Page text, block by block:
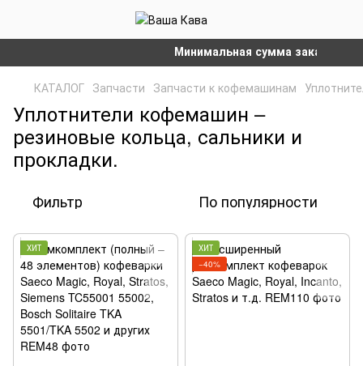
Минимальная сумма заказа на сайте
КАТАЛОГ Запчасти Запчасти к кофемашинам
Уплотнители кофемашин –
резиновые кольца, сальники и
прокладки.
Фильтр По популярности
ХИТ
ХИТ
−40%